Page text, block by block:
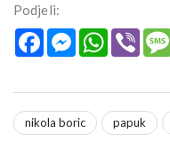
Podjeli:
FacebookMessengerWhatsApp
Viber
nikola boric papuk